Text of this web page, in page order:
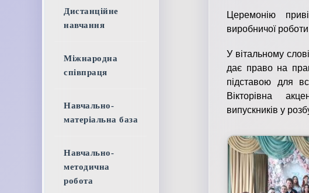
Церемонію
виробничої
У вітальному
дає право на
підставою для
Вікторівна
випускників у
Дистанційне
навчання
Міжнародна
співпраця
Навчально-
матеріальна база
Навчально-
методична
робота